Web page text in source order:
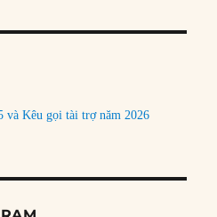
và Kêu gọi tài trợ năm 2026